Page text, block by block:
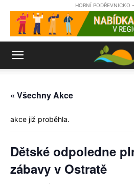
HORNÍ PODŘEVNICKO
« Všechny Akce
akce již proběhla.
Dětské odpoledne
zábavy v Ostratě